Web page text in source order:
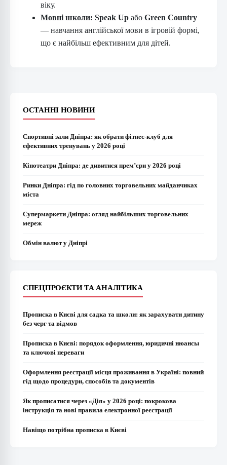
віку.
Мовні школи: Speak Up або Green Country
— навчання англійської мови в ігровій формі,
що є найбільш ефективним для дітей.
ОСТАННІ НОВИНИ
Спортивні зали Дніпра: як обрати фітнес-клуб для
ефективних тренувань у 2026 році
Кінотеатри Дніпра: де дивитися прем’єри у 2026 році
Ринки Дніпра: гід по головних торговельних майданчиках
міста
Супермаркети Дніпра: огляд найбільших торговельних
мереж
Обмін валют у Дніпрі
СПЕЦПРОЄКТИ ТА АНАЛІТИКА
Прописка в Києві для садка та школи: як зарахувати дитину
без черг та відмов
Прописка в Києві: порядок оформлення, юридичні нюансы
та ключові переваги
Оформлення реєстрації місця проживання в Україні: повний
гід щодо процедури, способів та документів
Як прописатися через «Дія» у 2026 році: покрокова
інструкція та нові правила електронної реєстрації
Навіщо потрібна прописка в Києві